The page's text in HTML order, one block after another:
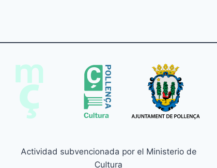
Actividad subvencionada por el Ministerio de
Cultura